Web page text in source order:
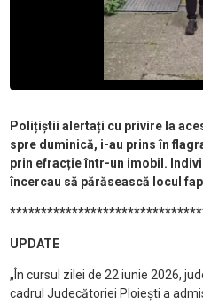
Polițiștii alertați cu privire la
spre duminică, i-au prins în
prin efracție într-un imobil.
încercau să părăsească locul
UPDATE
„În cursul zilei de 22 iunie 2026,
cadrul Judecătoriei Ploiești a